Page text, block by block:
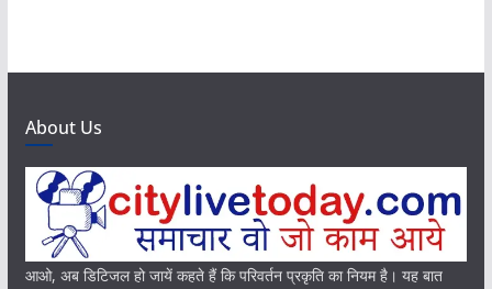
About Us
आओ, अब डिटिजल हो जायें कहते हैं कि परिवर्तन प्रकृति का नियम है। यह बात